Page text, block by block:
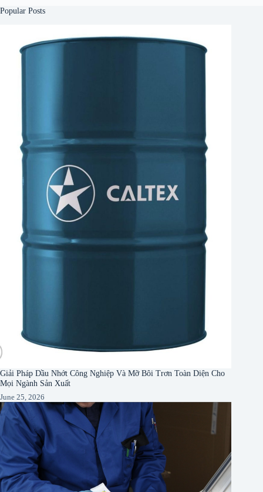
Popular Posts
Giải Pháp Dầu Nhớt Công Nghiệp Và Mỡ Bôi Trơn Toàn Diện Cho
Mọi Ngành Sản Xuất
June 25, 2026